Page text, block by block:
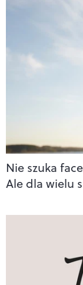
Nie szuka
Ale dla wielu